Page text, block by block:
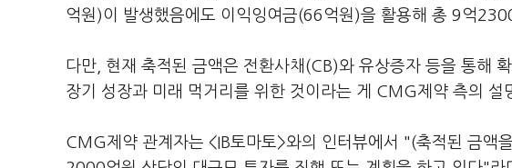
억원)이 발생했음에도 이익잉여금(66억원)을 활용해 총 9억
다만, 현재 축적된 금액은 전환사채(CB)와 유상증자 등을 통해
장기 성장과 미래 먹거리를 위한 것이라는 게 CMG제약 측의 설
CMG제약 관계자는 <IB토마토>와의 인터뷰에서 "(축적된 금액